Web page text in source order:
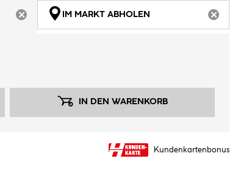
ARTIKEL NICHT VERFÜGBAR
IM MARKT ABHOLEN
IN DEN WARENKORB
Kundenkartenbonus